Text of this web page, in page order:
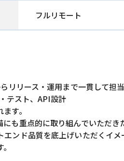
フルリモート
リース・運用まで一貫して担当
テスト、API設計
す。
も重点的に取り組んでいただき
ンド品質を底上げいただくイメ